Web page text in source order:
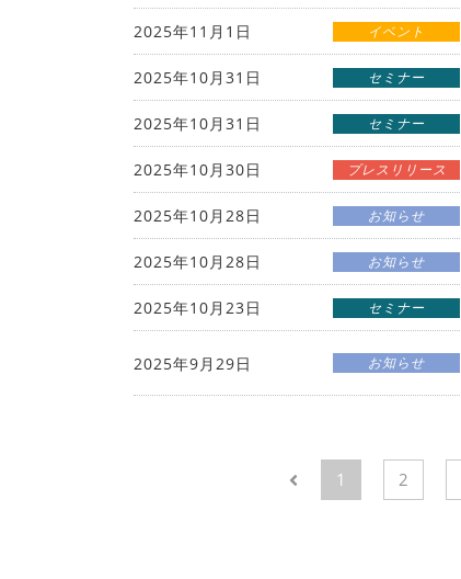
2025年11月1日 イベント
2025年10月31日 セミナー
2025年10月31日 セミナー
2025年10月30日 プレスリリース
2025年10月28日 お知らせ
2025年10月28日 お知らせ
2025年10月23日 セミナー
2025年9月29日 お知らせ
1 2